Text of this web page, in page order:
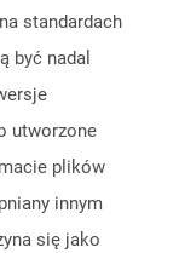
standardach
być nadal
utworzone
plików
innym
się jako